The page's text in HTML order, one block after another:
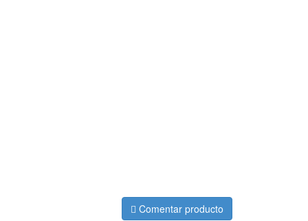
Comentar producto